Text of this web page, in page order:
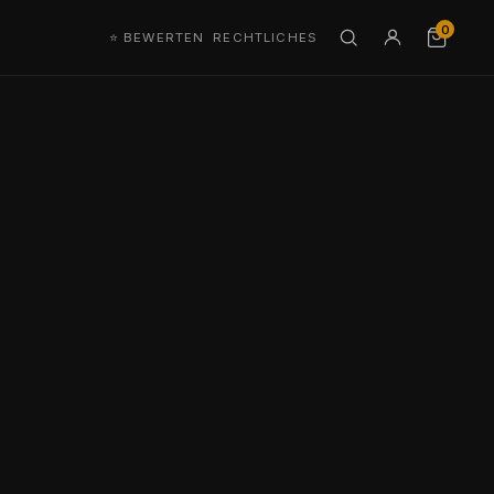
⭐ BEWERTEN RECHTLICHES
0